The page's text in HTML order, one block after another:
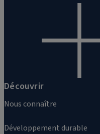
Découvrir
Nous connaître
Développement durable